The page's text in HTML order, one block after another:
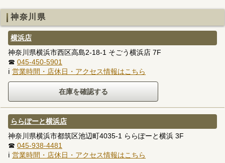
神奈川県
横浜店
神奈川県横浜市西区高島2-18-1 そごう横浜店 7F
☎ 045-450-5901
ℹ 営業時間・店休日・アクセス情報はこちら
ららぽーと横浜店
神奈川県横浜市都筑区池辺町4035-1 ららぽーと横浜 3F
☎ 045-938-4481
ℹ 営業時間・店休日・アクセス情報はこちら